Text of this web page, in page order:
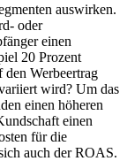
auswirken.
oder
einen
20 Prozent
Werbeertrag
wird? Um das
einen höheren
einen
für die
auch der ROAS.